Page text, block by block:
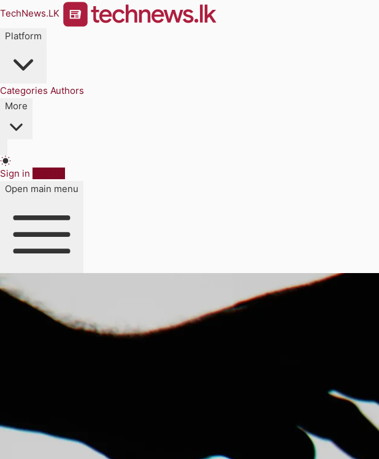
TechNews.LK
Platform
Categories Authors
More
Sign in
Open main menu